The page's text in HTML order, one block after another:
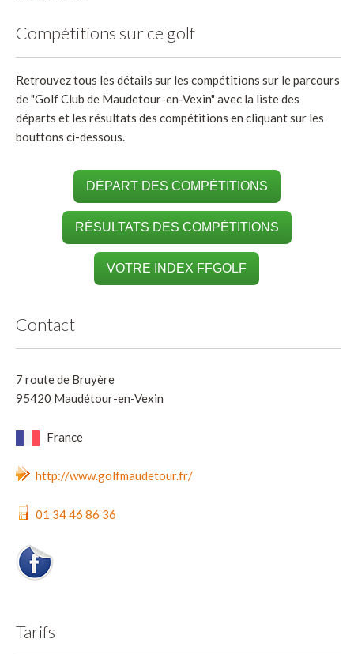
Compétitions sur ce golf
Retrouvez tous les détails sur les compétitions sur le parcours
de "Golf Club de Maudetour-en-Vexin" avec la liste des
départs et les résultats des compétitions en cliquant sur les
bouttons ci-dessous.
DÉPART DES COMPÉTITIONS
RÉSULTATS DES COMPÉTITIONS
VOTRE INDEX FFGOLF
Contact
7 route de Bruyère
95420 Maudétour-en-Vexin
France
http://www.golfmaudetour.fr/
01 34 46 86 36
Tarifs